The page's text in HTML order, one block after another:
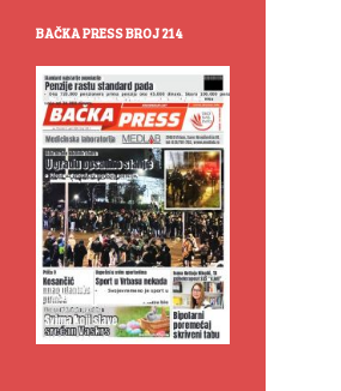
BAČKA PRESS BROJ 214